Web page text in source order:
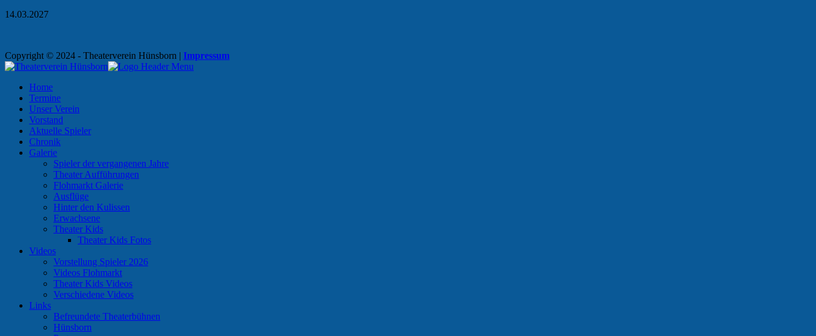
14.03.2027
Copyright © 2024 - Theaterverein Hünsborn | Impressum
Home
Termine
Unser Verein
Vorstand
Aktuelle Spieler
Chronik
Galerie
Spieler der vergangenen Jahre
Theater Aufführungen
Flohmarkt Galerie
Ausflüge
Hinter den Kulissen
Erwachsene
Theater Kids
Theater Kids Fotos
Videos
Vorstellung Spieler 2026
Videos Flohmarkt
Theater Kids Videos
Verschiedene Videos
Links
Befreundete Theaterbühnen
Hünsborn